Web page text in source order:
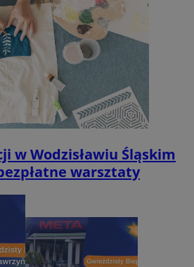
w Wodzisławiu Śląskim
warsztaty